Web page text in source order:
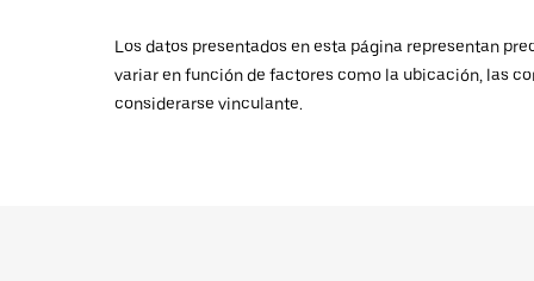
Los datos presentados en esta página representan
variar en función de factores como la ubicación, las
considerarse vinculante.